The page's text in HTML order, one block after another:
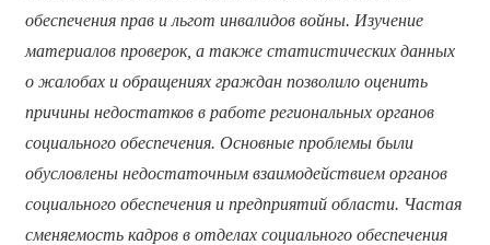
обеспечения прав и льгот инвалидов войны. Изучение
материалов проверок, а также статистических данных
о жалобах и обращениях граждан позволило оценить
причины недостатков в работе региональных органов
социального обеспечения. Основные проблемы были
обусловлены недостаточным взаимодействием органов
социального обеспечения и предприятий области. Частая
сменяемость кадров в отделах социального обеспечения